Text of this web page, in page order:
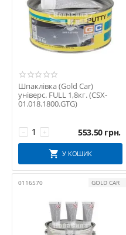
Шпаклівка (Gold Car)
універс. FULL 1,8кг. (CSX-
01.018.1800.GTG)
+
− 553.50 грн.
У КОШИК
0116570 GOLD CAR